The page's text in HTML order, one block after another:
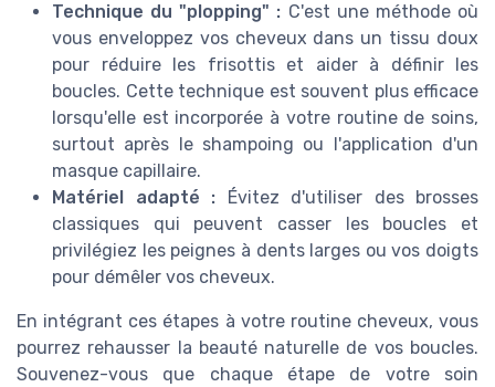
Technique du "plopping" : C'est une méthode où
vous enveloppez vos cheveux dans un tissu doux
pour réduire les frisottis et aider à définir les
boucles. Cette technique est souvent plus efficace
lorsqu'elle est incorporée à votre routine de soins,
surtout après le shampoing ou l'application d'un
masque capillaire.
Matériel adapté : Évitez d'utiliser des brosses
classiques qui peuvent casser les boucles et
privilégiez les peignes à dents larges ou vos doigts
pour démêler vos cheveux.
En intégrant ces étapes à votre routine cheveux, vous
pourrez rehausser la beauté naturelle de vos boucles.
Souvenez-vous que chaque étape de votre soin